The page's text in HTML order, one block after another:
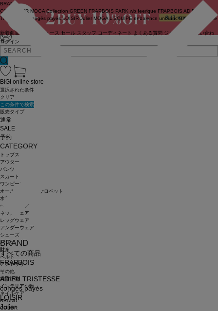
ログイン
BRAND
COUTURIER MOGA Collection GREEN FRAPBOIS PARK wb feerique FRAPBOIS ADIEU
TRISTESSE
congés payés LOISIR Julier MOGA L'EQUIPE endalence unbilanc BIGI online store
新着商品 ニュース セール スタッフ コーディネート よくある質問 ジャーナル
お問い合わ
せ
BRAND
すべての商品
FRAPBOIS
ADIEU TRISTESSE
congés payés
LOISIR
Julier
BIGI online store
選択された条件
クリア
この条件で検索
販売タイプ
通常
SALE
予約
CATEGORY
トップス
アウター
パンツ
スカート
ワンピース
オールインワン・サロペット
水着
ヘッドウェア
ネックウェア
レッグウェア
アンダーウェア
シューズ
バッグ
財布
ベルト
アクセサリ
その他
雑貨小物
インテリア小物
ネイルケア
BRAND
COLOR